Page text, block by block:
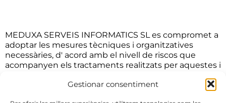
Gestionar consentiment
MEDUXA SERVEIS INFORMATICS SL es compromet a
adoptar les mesures tècniques i organitzatives
necessàries, d' acord amb el nivell de riscos que
acompanyen els tractaments realitzats per aquestes i
manera que garanteixin la seva integritat,